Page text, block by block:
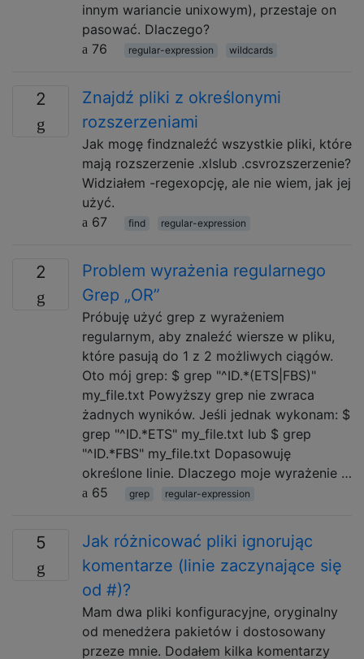
innym wariancie unixowym), przestaje on
pasować. Dlaczego?
76
regular-expression wildcards
2
Znajdź pliki z określonymi
rozszerzeniami
Jak mogę findznaleźć wszystkie pliki, które
mają rozszerzenie .xlslub .csvrozszerzenie?
Widziałem -regexopcję, ale nie wiem, jak jej
użyć.
67
find regular-expression
2
Problem wyrażenia regularnego
Grep „OR”
Próbuję użyć grep z wyrażeniem
regularnym, aby znaleźć wiersze w pliku,
które pasują do 1 z 2 możliwych ciągów.
Oto mój grep: $ grep "^ID.*(ETS|FBS)"
my_file.txt Powyższy grep nie zwraca
żadnych wyników. Jeśli jednak wykonam: $
grep "^ID.*ETS" my_file.txt lub $ grep
"^ID.*FBS" my_file.txt Dopasowuję
określone linie. Dlaczego moje wyrażenie …
65
grep regular-expression
5
Jak różnicować pliki ignorując
komentarze (linie zaczynające się
od #)?
Mam dwa pliki konfiguracyjne, oryginalny
od menedżera pakietów i dostosowany
przeze mnie. Dodałem kilka komentarzy